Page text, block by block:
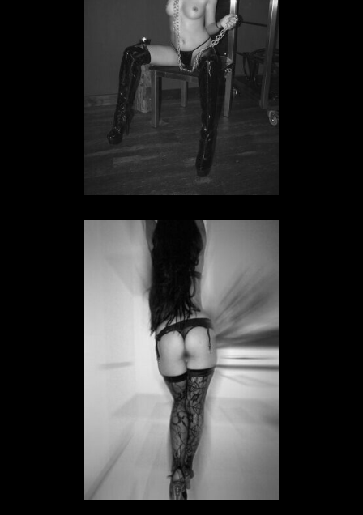
Sklavin Klawah Maleh
SKLAVIN IN HESSEN
Sklavin Vivien
SKLAVIN IN HESSEN